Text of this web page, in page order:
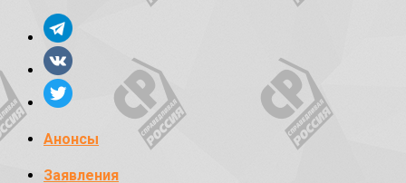
Анонсы
Заявления